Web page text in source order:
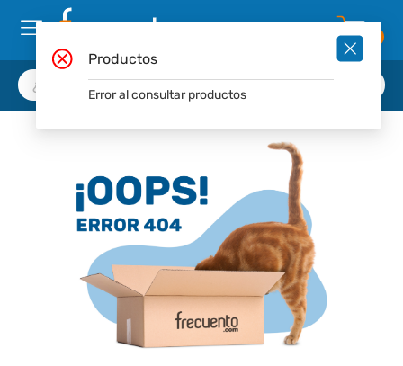
Productos
Error al consultar productos